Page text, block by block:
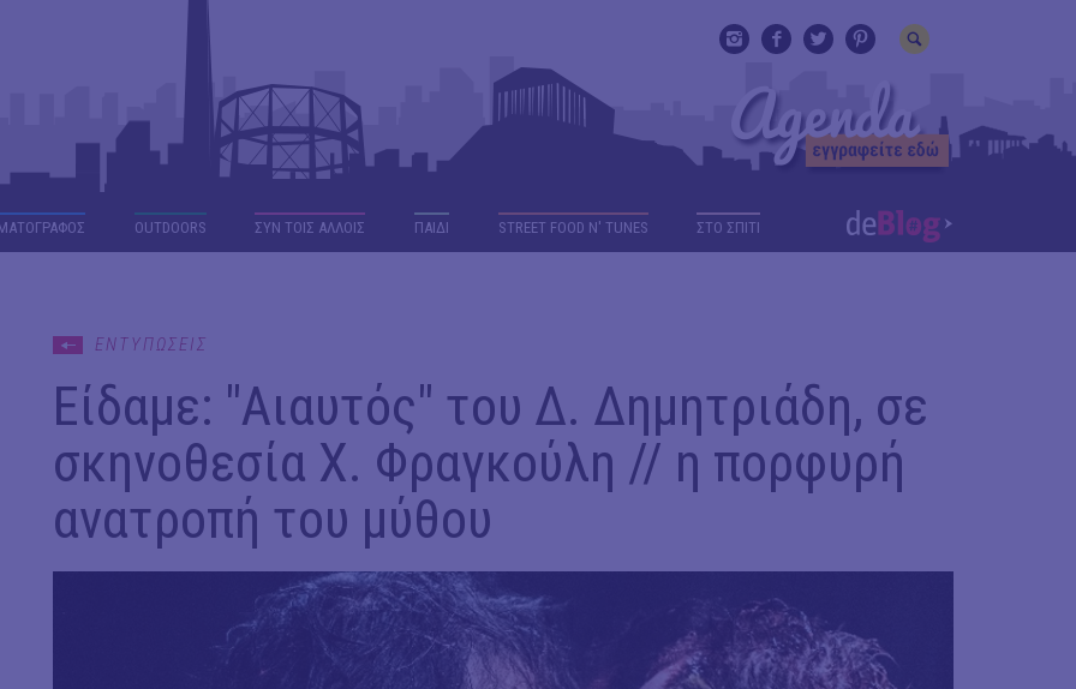
OUTDΟORS ΣΥΝ ΤΟΙΣ ΑΛΛΟΙΣ ΠΑΙΔΙ STREET FOOD N' TUNES ΣΤΟ ΣΠΙΤΙ
ΕΝΤΥΠΩΣΕΙΣ
Είδαμε: "Αιαυτός" του Δ. Δημητριάδη, σε
σκηνοθεσία Χ. Φραγκούλη // η πορφυρή
ανατροπή του μύθου